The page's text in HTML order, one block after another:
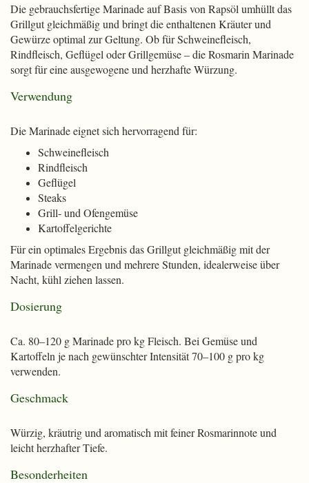
Die gebrauchsfertige Marinade auf Basis von Rapsöl umhüllt das
Grillgut gleichmäßig und bringt die enthaltenen Kräuter und
Gewürze optimal zur Geltung. Ob für Schweinefleisch,
Rindfleisch, Geflügel oder Grillgemüse – die Rosmarin Marinade
sorgt für eine ausgewogene und herzhafte Würzung.
Verwendung
Die Marinade eignet sich hervorragend für:
Schweinefleisch
Rindfleisch
Geflügel
Steaks
Grill- und Ofengemüse
Kartoffelgerichte
Für ein optimales Ergebnis das Grillgut gleichmäßig mit der
Marinade vermengen und mehrere Stunden, idealerweise über
Nacht, kühl ziehen lassen.
Dosierung
Ca. 80–120 g Marinade pro kg Fleisch. Bei Gemüse und
Kartoffeln je nach gewünschter Intensität 70–100 g pro kg
verwenden.
Geschmack
Würzig, kräutrig und aromatisch mit feiner Rosmarinnote und
leicht herzhafter Tiefe.
Besonderheiten